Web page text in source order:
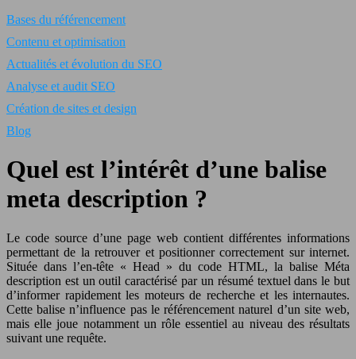
Bases du référencement
Contenu et optimisation
Actualités et évolution du SEO
Analyse et audit SEO
Création de sites et design
Blog
Quel est l’intérêt d’une balise
meta description ?
Le code source d’une page web contient différentes informations
permettant de la retrouver et positionner correctement sur internet.
Située dans l’en-tête « Head » du code HTML, la balise Méta
description est un outil caractérisé par un résumé textuel dans le but
d’informer rapidement les moteurs de recherche et les internautes.
Cette balise n’influence pas le référencement naturel d’un site web,
mais elle joue notamment un rôle essentiel au niveau des résultats
suivant une requête.